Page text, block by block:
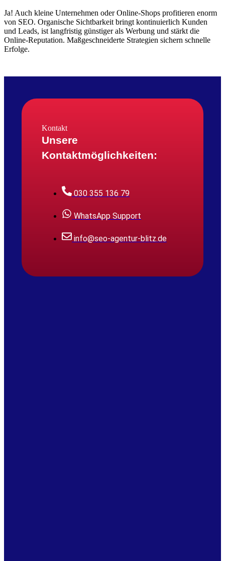
Ja! Auch kleine Unternehmen oder Online-Shops profitieren enorm
von SEO. Organische Sichtbarkeit bringt kontinuierlich Kunden
und Leads, ist langfristig günstiger als Werbung und stärkt die
Online-Reputation. Maßgeschneiderte Strategien sichern schnelle
Erfolge.
Kontakt
Unsere
Kontaktmöglichkeiten:
030 355 136 79
WhatsApp Support
info@seo-agentur-blitz.de